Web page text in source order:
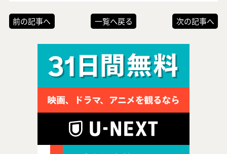
前の記事へ 一覧へ戻る 次の記事へ